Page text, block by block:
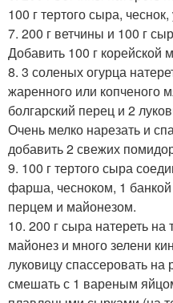
100 г тертого сыра,
7. 200 г ветчины и 100 г
Добавить 100 г корейской
8. 3 соленых огурца
жаренного или копченого
болгарский перец и 2
Очень мелко нарезать и
добавить 2 свежих
9. 100 г тертого сыра
фарша, чесноком, 1
перцем и майонезом.
10. 200 г сыра натереть на
майонез и много зелени
луковицу спассеровать на
смешать с 1 вареным